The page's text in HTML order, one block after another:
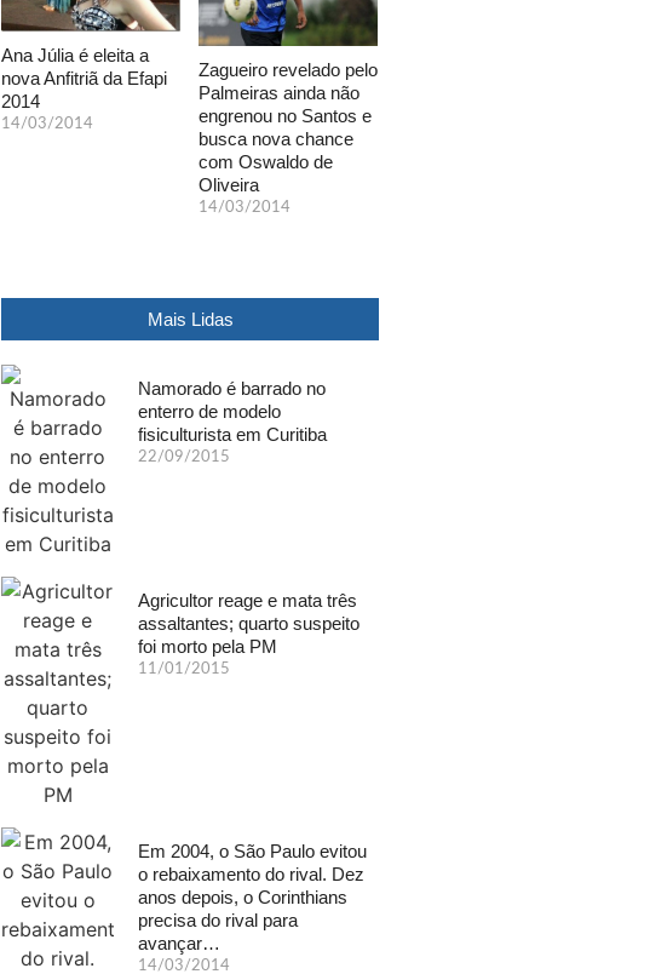
Ana Júlia é eleita a
nova Anfitriã da Efapi
2014
14/03/2014
Zagueiro revelado pelo
Palmeiras ainda não
engrenou no Santos e
busca nova chance
com Oswaldo de
Oliveira
14/03/2014
Mais Lidas
Namorado é barrado no
enterro de modelo
fisiculturista em Curitiba
22/09/2015
Agricultor reage e mata três
assaltantes; quarto suspeito
foi morto pela PM
11/01/2015
Em 2004, o São Paulo evitou
o rebaixamento do rival. Dez
anos depois, o Corinthians
precisa do rival para
avançar…
14/03/2014